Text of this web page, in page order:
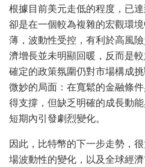
根據目前美元走低的程度，已
卻是在一個較為複雜的宏觀環
薄，波動性受控，有利於高風
濟增長並未明顯回暖，反而是
確定的政策氛圍仍對市場構成
微妙的局面：在寬鬆的金融條
得支撐，但缺乏明確的成長動
短期內引發劇烈變化。
因此，比特幣的下一步走勢，
場波動性的變化，以及全球經